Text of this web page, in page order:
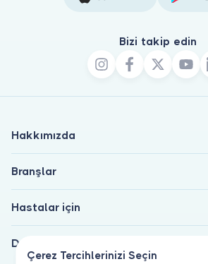
Çerez Tercihlerinizi Seçin
Bizi takip edin
Hakkımızda
Branşlar
Hastalar için
Doktorlar için